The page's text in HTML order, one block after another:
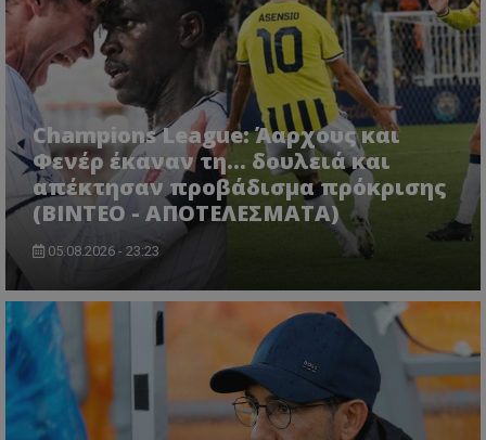
Champions League: Άαρχους και
Φενέρ έκαναν τη... δουλειά και
απέκτησαν προβάδισμα πρόκρισης
(ΒΙΝΤΕΟ - ΑΠΟΤΕΛΕΣΜΑΤΑ)
05.08.2026 - 23:23